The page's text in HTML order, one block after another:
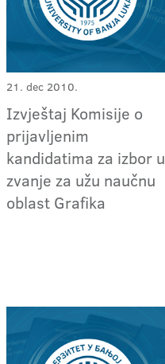
21. dec 2010.
Izvještaj Komisije o
prijavljenim
kandidatima za izbor u
zvanje za užu naučnu
oblast Grafika